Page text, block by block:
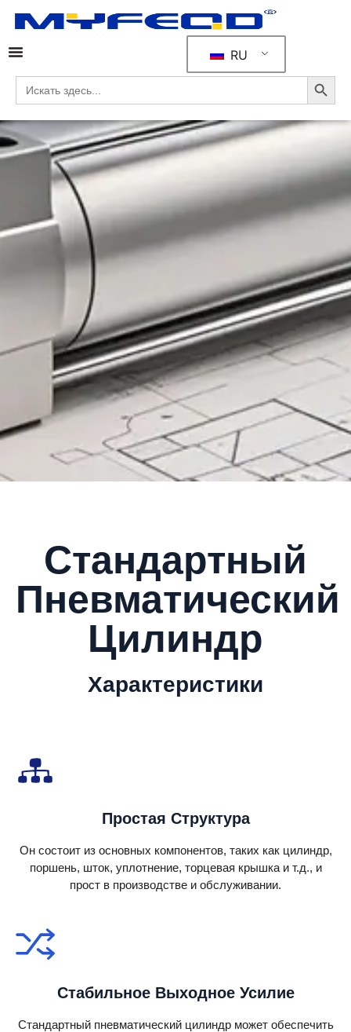
RU
Искать:
Стандартный
Пневматический
Цилиндр
Характеристики
Простая Структура
Он состоит из основных компонентов, таких как цилиндр,
поршень, шток, уплотнение, торцевая крышка и т.д., и
прост в производстве и обслуживании.
Стабильное Выходное Усилие
Стандартный пневматический цилиндр может обеспечить